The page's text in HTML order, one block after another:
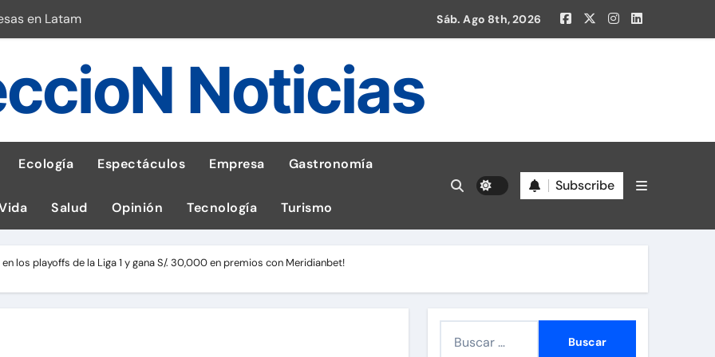
en Latam
de hígado
de GEI en sus operaciones
de celular según OSIPTEL
¡Descarga la app de Meridianbet y gana una jugada gratis en la Liga 1!
Perú
Sáb. Ago 8th, 2026
Noticias
Ecología Espectáculos Empresa Gastronomía
Salud Opinión Tecnología Turismo
Subscribe
los playoffs de la Liga 1 y gana S/. 30,000 en premios con Meridianbet!